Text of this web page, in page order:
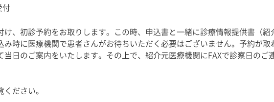
付
、初診予約をお取りします。この時、申込書と一緒に診療情報提供書（紹
時に医療機関で患者さんがお待ちいただく必要はございません。予約が取
日のご案内をいたします。その上で、紹介元医療機関にFAXで診察日のご
ください。